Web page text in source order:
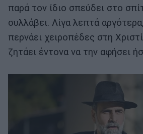
παρά τον ίδιο σπεύδει στο
συλλάβει. Λίγα λεπτά
περνάει χειροπέδες στη
ζητάει έντονα να την αφήσει